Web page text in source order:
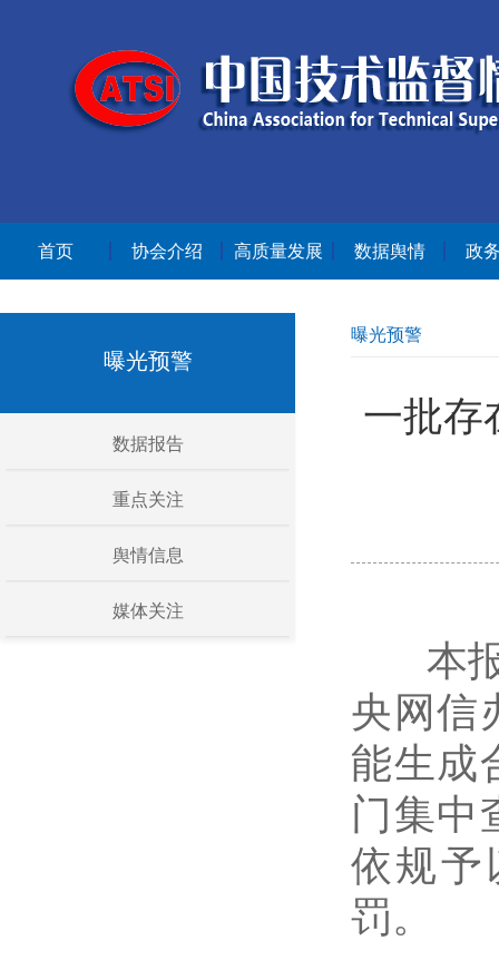
首页 协会介绍 高质量发展 数据舆情 政
曝光预警
数据报告
重点关注
舆情信息
媒体关注
曝光预警
一批存
本报
央网信
能生成
门集中
依规予
罚。